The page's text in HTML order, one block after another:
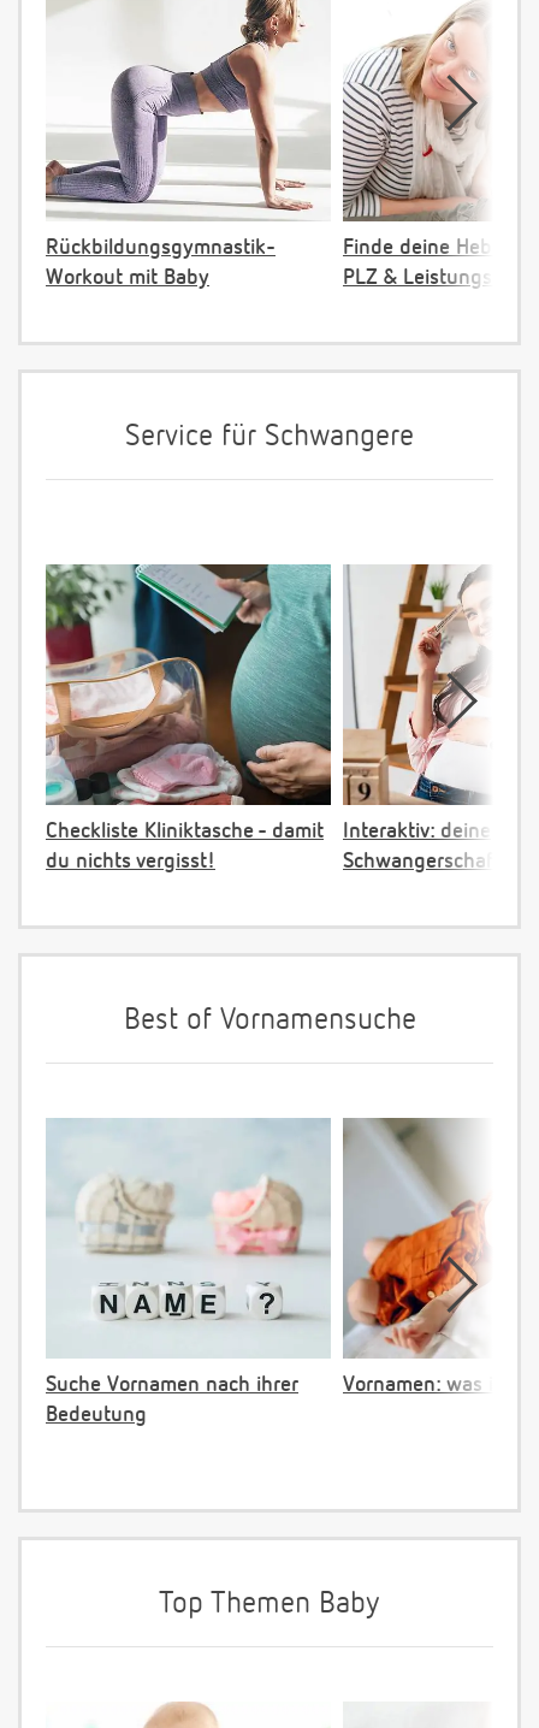
Rückbildungsgymnastik-
Workout mit Baby
Finde deine
PLZ &
Service für Schwangere
Checkliste Kliniktasche - damit
du nichts vergisst!
Interaktiv: deine
Best of Vornamensuche
Suche Vornamen nach ihrer
Bedeutung
Vornamen: was ist
Top Themen Baby